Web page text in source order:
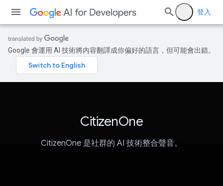
登入
Google 會運用 AI 技術將內容翻譯成你偏好的語言，但可能會出錯。
CitizenOne
CitizenOne 是社群的 AI 技術整合聲音。